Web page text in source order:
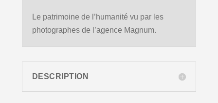
Le patrimoine de l’humanité vu par les
photographes de l’agence Magnum.
DESCRIPTION